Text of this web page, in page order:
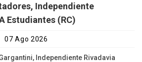
Independiente
Estudiantes (RC)
07 Ago 2026
Independiente Rivadavia